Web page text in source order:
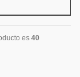
es 40